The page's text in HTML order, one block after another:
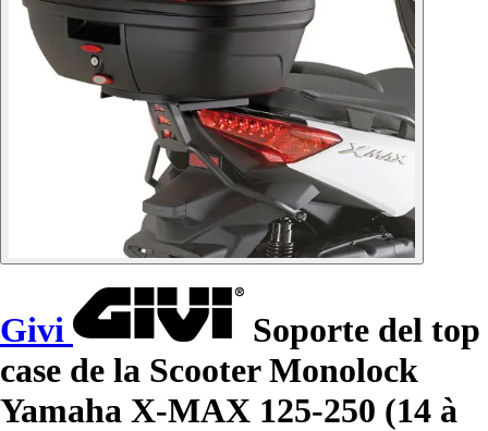
Givi
Soporte del top
case de la Scooter Monolock
Yamaha X-MAX 125-250 (14 à